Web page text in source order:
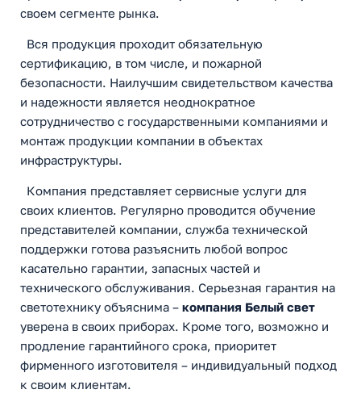
своем сегменте рынка.
Вся продукция проходит обязательную
сертификацию, в том числе, и пожарной
безопасности. Наилучшим свидетельством качества
и надежности является неоднократное
сотрудничество с государственными компаниями и
монтаж продукции компании в объектах
инфраструктуры.
Компания представляет сервисные услуги для
своих клиентов. Регулярно проводится обучение
представителей компании, служба технической
поддержки готова разъяснить любой вопрос
касательно гарантии, запасных частей и
технического обслуживания. Серьезная гарантия на
светотехнику объяснима – компания Белый свет
уверена в своих приборах. Кроме того, возможно и
продление гарантийного срока, приоритет
фирменного изготовителя – индивидуальный подход
к своим клиентам.